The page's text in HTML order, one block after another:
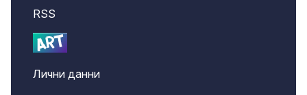
RSS
Лични данни